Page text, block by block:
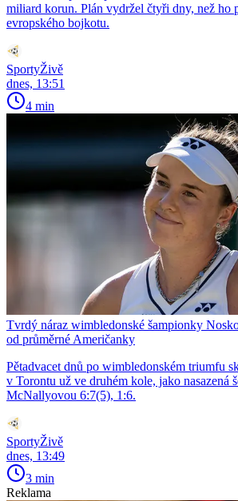
miliard korun. Plán vydržel čtyři dny, než ho
evropského bojkotu.
SportyŽivě
dnes, 13:51
4 min
Tvrdý náraz wimbledonské šampionky
od průměrné Američanky
Pětadvacet dnů po wimbledonském triumfu
v Torontu už ve druhém kole, jako nasazená
McNallyovou 6:7(5), 1:6.
SportyŽivě
dnes, 13:49
3 min
Reklama